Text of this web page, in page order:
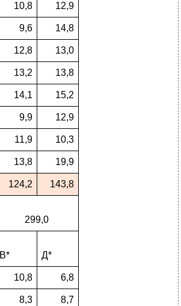
10,8 12,9
9,6 14,8
12,8 13,0
13,2 13,8
14,1 15,2
9,9 12,9
11,9 10,3
13,8 19,9
124,2 143,8
299,0
В* Д*
10,8 6,8
8,3 8,7